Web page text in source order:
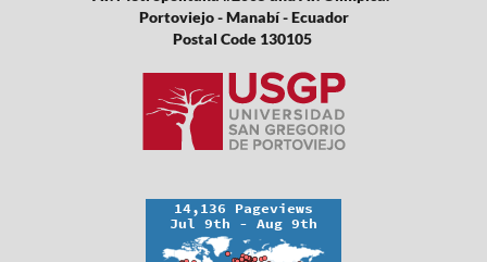
Portoviejo - Manabí - Ecuador
Postal Code 130105